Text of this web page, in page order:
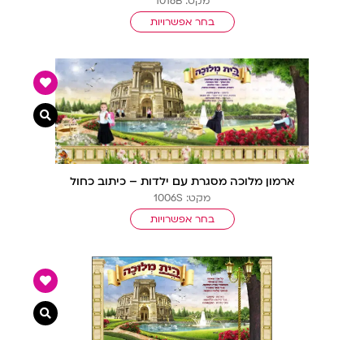
בחר אפשרויות
ארמון מלוכה מסגרת עם ילדות – כיתוב כחול
מקט: 1006S
בחר אפשרויות
צפייה
צפייה